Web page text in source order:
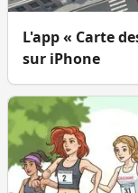
L'app « Carte
sur iPhone